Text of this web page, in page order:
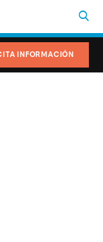
INFORMACIÓN